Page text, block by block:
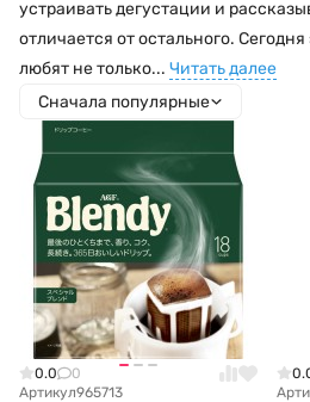
устраивать дегустации и
отличается от остального.
любят не только... Читать далее
Сначала популярные
0.0
0
Артикул965713